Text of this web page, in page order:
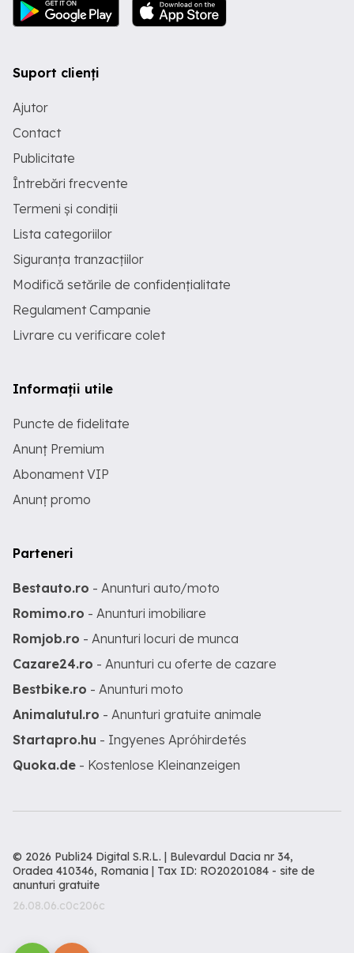
Suport clienți
Ajutor
Contact
Publicitate
Întrebări frecvente
Termeni și condiții
Lista categoriilor
Siguranța tranzacțiilor
Modifică setările de confidențialitate
Regulament Campanie
Livrare cu verificare colet
Informații utile
Puncte de fidelitate
Anunț Premium
Abonament VIP
Anunț promo
Parteneri
Bestauto.ro - Anunturi auto/moto
Romimo.ro - Anunturi imobiliare
Romjob.ro - Anunturi locuri de munca
Cazare24.ro - Anunturi cu oferte de cazare
Bestbike.ro - Anunturi moto
Animalutul.ro - Anunturi gratuite animale
Startapro.hu - Ingyenes Apróhirdetés
Quoka.de - Kostenlose Kleinanzeigen
© 2026 Publi24 Digital S.R.L. | Bulevardul Dacia nr 34,
Oradea 410346, Romania | Tax ID: RO20201084 - site de
anunturi gratuite
26.08.06.c0c206c